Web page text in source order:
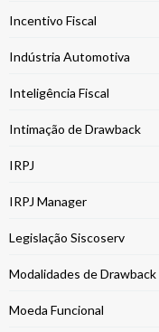
Incentivo Fiscal
Indústria Automotiva
Inteligência Fiscal
Intimação de Drawback
IRPJ
IRPJ Manager
Legislação Siscoserv
Modalidades de Drawback
Moeda Funcional